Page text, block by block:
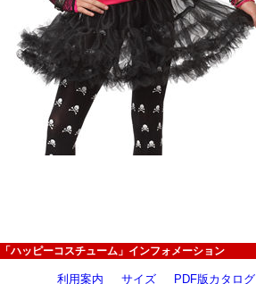
「ハッピーコスチューム」インフォメーション
利用案内 サイズ PDF版カタログ